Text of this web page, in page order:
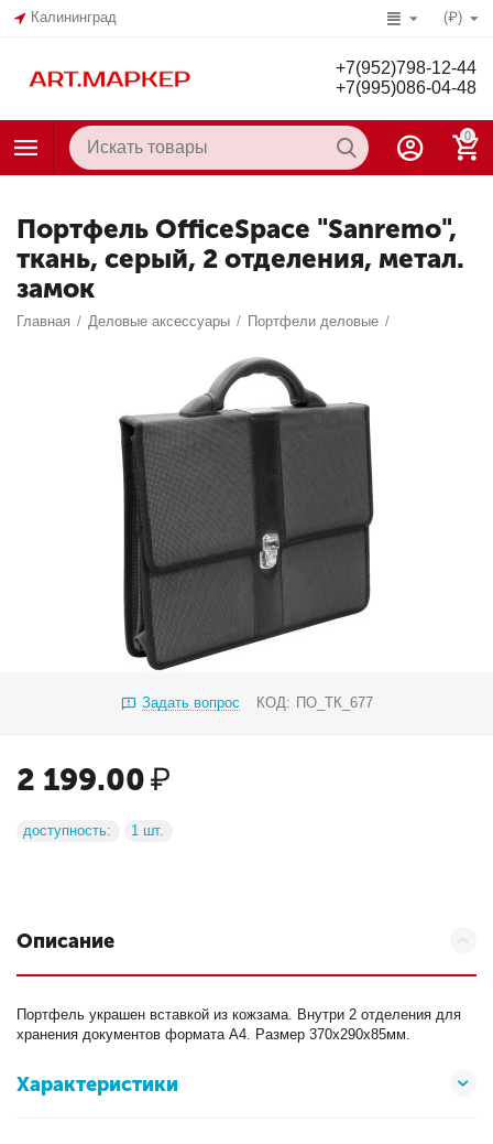
Калининград (₽)
+7(952)798-12-44
+7(995)086-04-48
0
Портфель OfficeSpace "Sanremo",
ткань, серый, 2 отделения, метал.
замок
Главная / Деловые аксессуары / Портфели деловые /
Задать вопрос КОД: ПО_ТК_677
2 199.00₽
доступность: 1 шт.
Описание
Портфель украшен вставкой из кожзама. Внутри 2 отделения для
хранения документов формата А4. Размер 370х290х85мм.
Характеристики